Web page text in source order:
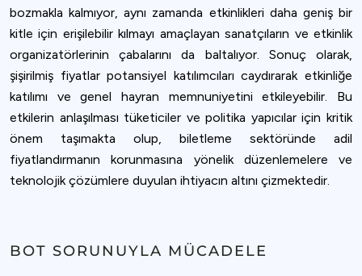
bozmakla kalmıyor, aynı zamanda etkinlikleri daha geniş bir
kitle için erişilebilir kılmayı amaçlayan sanatçıların ve etkinlik
organizatörlerinin çabalarını da baltalıyor. Sonuç olarak,
şişirilmiş fiyatlar potansiyel katılımcıları caydırarak etkinliğe
katılımı ve genel hayran memnuniyetini etkileyebilir. Bu
etkilerin anlaşılması tüketiciler ve politika yapıcılar için kritik
önem taşımakta olup, biletleme sektöründe adil
fiyatlandırmanın korunmasına yönelik düzenlemelere ve
teknolojik çözümlere duyulan ihtiyacın altını çizmektedir.
BOT SORUNUYLA MÜCADELE